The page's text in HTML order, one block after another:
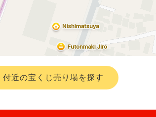
付近の宝くじ売り場を探す